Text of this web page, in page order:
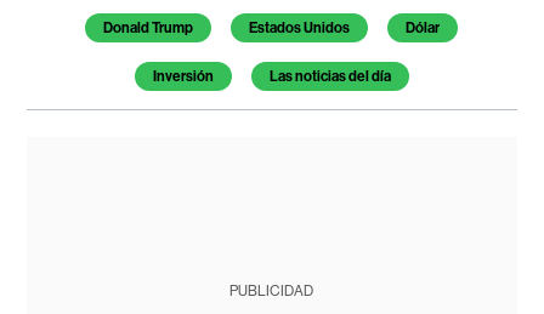
Donald Trump Estados Unidos Dólar
Inversión Las noticias del día
PUBLICIDAD